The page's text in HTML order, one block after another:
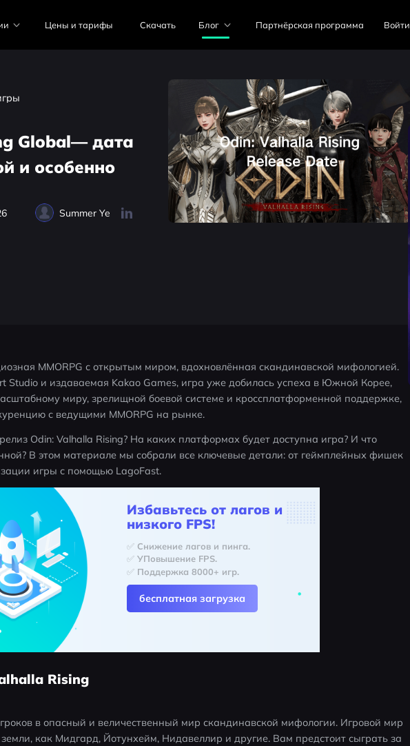
Цены и тарифы Скачать Блог Партнёрская программа Войти
Global— дата
и особенно
Summer Ye
MMORPG с открытым миром, вдохновлённая скандинавской мифологией.
Studio и издаваемая Kakao Games, игра уже добилась успеха в Южной Корее,
миру, зрелищной боевой системе и кроссплатформенной поддержке,
с ведущими MMORPG на рынке.
Odin: Valhalla Rising? На каких платформах будет доступна игра? И что
В этом материале мы собрали все ключевые детали: от геймплейных фишек
игры с помощью LagoFast.
Избавьтесь от лагов и
низкого FPS!
✅ Снижение лагов и пинга.
✅ УПовышение FPS.
✅ Поддержка 8000+ игр.
бесплатная загрузка
Rising
в опасный и величественный мир скандинавской мифологии. Игровой мир
как Мидгард, Йотунхейм, Нидавеллир и другие. Вам предстоит сыграть за